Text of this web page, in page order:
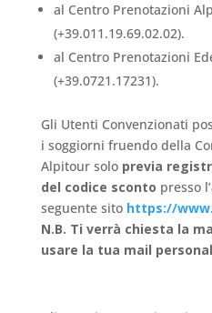
al Centro Prenotazioni
(+39.011.19.69.02.02).
al Centro Prenotazioni
(+39.0721.17231).
Gli Utenti Convenzionati
i soggiorni fruendo della
Alpitour solo previa
del codice sconto presso
seguente sito https://
N.B. Ti verrà chiesta la
usare la tua mail